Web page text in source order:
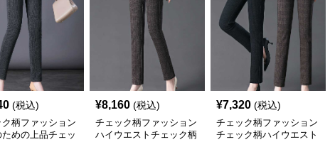
(税込)
柄ファッション
ための上品チェッ
¥8,160 (税込)
チェック柄ファッション
ハイウエストチェック柄
¥7,320 (税込)
チェック柄ファッション
チェック柄ハイウエスト